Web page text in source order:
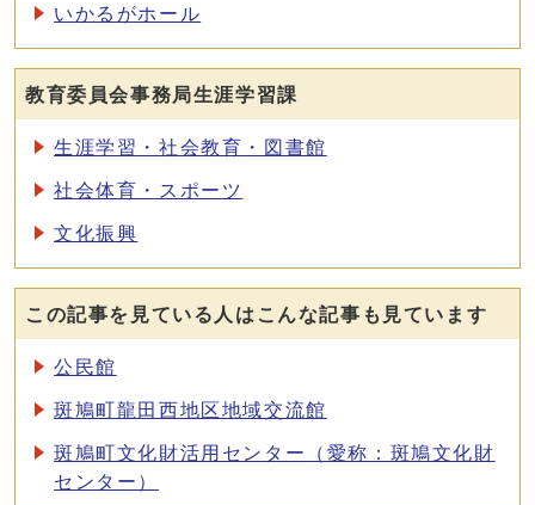
いかるがホール
教育委員会事務局生涯学習課
生涯学習・社会教育・図書館
社会体育・スポーツ
文化振興
この記事を見ている人はこんな記事も見ています
公民館
斑鳩町龍田西地区地域交流館
斑鳩町文化財活用センター（愛称：斑鳩文化財
センター）